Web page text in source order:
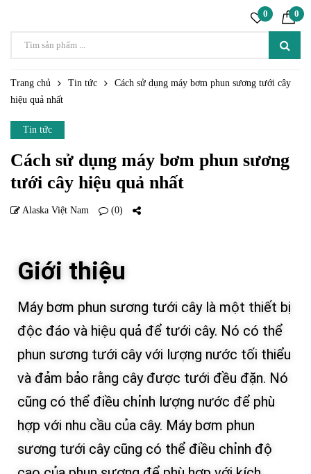
0 0
Trang chủ Tin tức
Cách sử dụng máy bơm phun sương tưới cây
hiệu quả nhất
Tin tức
Cách sử dụng máy bơm phun sương
tưới cây hiệu quả nhất
Alaska Việt Nam (0)
Giới thiệu
Máy bơm phun sương tưới cây là một thiết bị
độc đáo và hiệu quả để tưới cây. Nó có thể
phun sương tưới cây với lượng nước tối thiểu
và đảm bảo rằng cây được tưới đều đặn. Nó
cũng có thể điều chỉnh lượng nước để phù
hợp với nhu cầu của cây. Máy bơm phun
sương tưới cây cũng có thể điều chỉnh độ